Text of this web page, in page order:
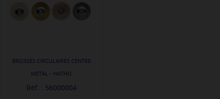
BROSSES CIRCULAIRES CENTRE
METAL - HATHO
Réf. : 56000004